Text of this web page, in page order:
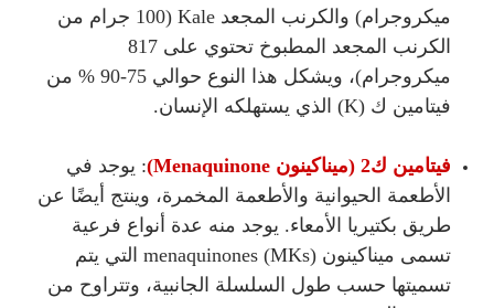
ميكروجرام) والكرنب المجعد Kale (100 جرام من
الكرنب المجعد المطبوخ تحتوي على 817
ميكروجرام)، ويشكل هذا النوع حوالي 75-90 % من
فيتامين ك (K) الذي يستهلكه الإنسان.
فيتامين ك2 (ميناكينون Menaquinone)
: يوجد في
الأطعمة الحيوانية والأطعمة المخمرة، وينتج أيضًا عن
طريق بكتيريا الأمعاء. يوجد منه عدة أنواع فرعية
تسمى ميناكينون menaquinones (MKs) التي يتم
تسميتها حسب طول السلسلة الجانبية، وتتراوح من